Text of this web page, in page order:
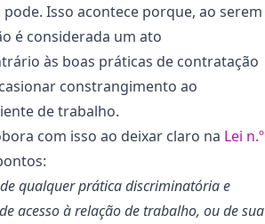
Isso acontece porque, ao serem
é considerada um ato
às boas práticas de contratação
constrangimento ao
de trabalho.
com isso ao deixar claro na Lei n.º
qualquer prática discriminatória e
acesso à relação de trabalho, ou de sua